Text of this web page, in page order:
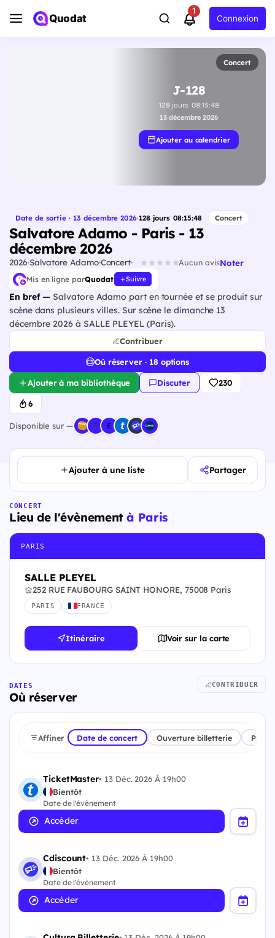
Quodat
1
Connexion
Concert
J-128
128jours 08:15:47
13 décembre 2026
Ajouter au calendrier
Date de sortie · 13 décembre 2026·128jours 08:15:47 Concert
Salvatore Adamo - Paris - 13
décembre 2026
2026 Salvatore AdamoConcert Aucun avisNoter
Mis en ligne parQuodat Suivre
En bref — Salvatore Adamo part en tournée et se produit sur
scène dans plusieurs villes. Sur scène le dimanche 13
décembre 2026 à SALLE PLEYEL (Paris).
Contribuer
Où réserver · 18 options
Ajouter à ma bibliothèque Discuter 230
6
Disponible sur —
Ajouter à une liste Partager
CONCERT
Lieu de l'évènementà Paris
PARIS
SALLE PLEYEL
252 RUE FAUBOURG SAINT HONORE, 75008 Paris
PARIS FRANCE
Itinéraire Voir sur la carte
DATES
Où réserver
CONTRIBUER
Affiner Date de concert Ouverture billetterie
TicketMaster• 13 Déc. 2026 À 19h00
Bientôt
Date de l'évènement
Accéder
Cdiscount• 13 Déc. 2026 À 19h00
Bientôt
Date de l'évènement
Accéder